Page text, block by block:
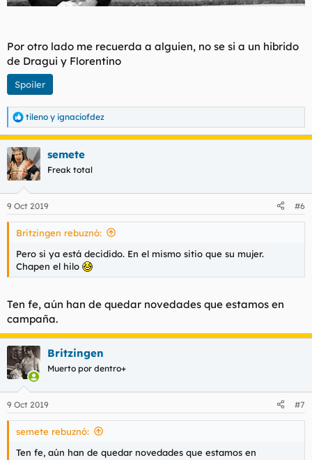
Por otro lado me recuerda a alguien, no se si a un hibrido
de Dragui y Florentino
Spoiler
R
e
a
c
c
i
e
s
tileno y ignaciofdez
semete
Freak total
9 Oct 2019 #6
Britzingen rebuznó:
Pero si ya está decidido. En el mismo sitio que su mujer.
Chapen el hilo
Ten fe, aún han de quedar novedades que estamos en
campaña.
Britzingen
Muerto por dentro+
9 Oct 2019 #7
semete rebuznó:
Ten fe, aún han de quedar novedades que estamos en